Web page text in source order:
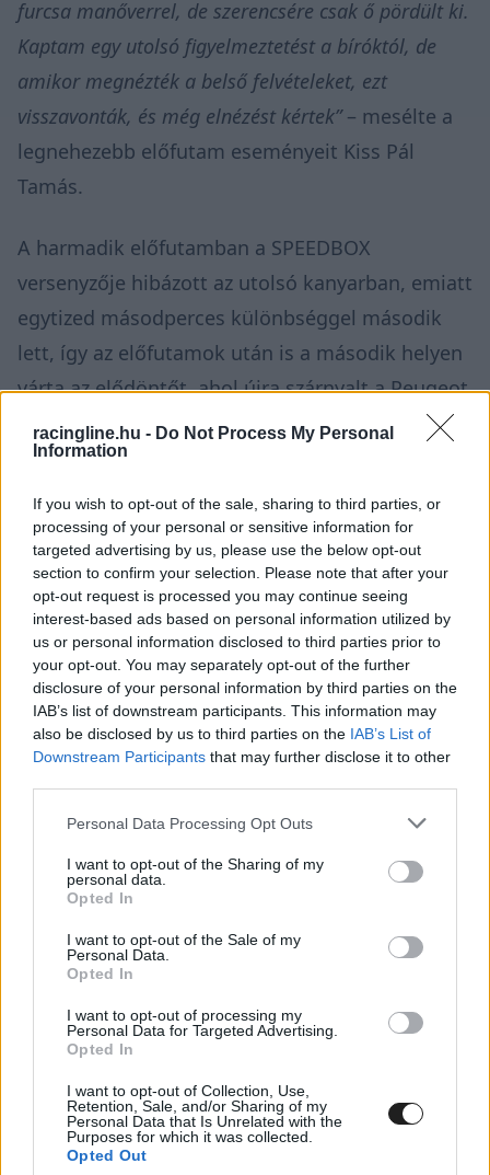
racingline.hu - Do Not Process My Personal
Information
If you wish to opt-out of the sale, sharing to third parties, or
processing of your personal or sensitive information for
targeted advertising by us, please use the below opt-out
section to confirm your selection. Please note that after your
opt-out request is processed you may continue seeing
interest-based ads based on personal information utilized by
us or personal information disclosed to third parties prior to
your opt-out. You may separately opt-out of the further
disclosure of your personal information by third parties on the
IAB’s list of downstream participants. This information may
also be disclosed by us to third parties on the IAB’s List of
Downstream Participants that may further disclose it to other
Please note that this website/app uses one or more Google
not limited to your visit or usage behaviour. You may click to
grant or deny consent to Google and its third-party tags to
use your data for below specified purposes in below Google
consent section.
Personal Data Processing Opt Outs
I want to opt-out of the Sharing of my
personal data.
Opted In
I want to opt-out of the Sale of my
Personal Data.
Opted In
I want to opt-out of processing my
Personal Data for Targeted Advertising.
Opted In
I want to opt-out of Collection, Use,
Retention, Sale, and/or Sharing of my
Personal Data that Is Unrelated with the
Purposes for which it was collected.
Opted Out
furcsa manőverrel, de szerencsére csak ő pördült ki.
Kaptam egy utolsó figyelmeztetést a bíróktól, de
amikor megnézték a belső felvételeket, ezt
visszavonták, és még elnézést kértek”– mesélte a
legnehezebb előfutam eseményeit Kiss Pál
Tamás.
A harmadik előfutamban a SPEEDBOX
versenyzője hibázott az utolsó kanyarban, emiatt
egytized másodperces különbséggel második
lett, így az előfutamok után is a második helyen
várta az elődöntőt, ahol újra szárnyalt a Peugeot
208 WRX.
nem lettünk gyorsabbak, visszatértünk az
alapokhoz, és az elődöntőben első lettem.
Bizakodva vártam a döntőt, hiszen körönként újra
7-8 tizeddel gyorsabb voltam a vetélytársaknál” –
folytatta Kiss Pál Tamás.
Egy kilométeres pályán pedig rengeteget jelent
az ekkora előny, így a döntőben az autóra is
vigyázva, a harmadik helyen fordult az első